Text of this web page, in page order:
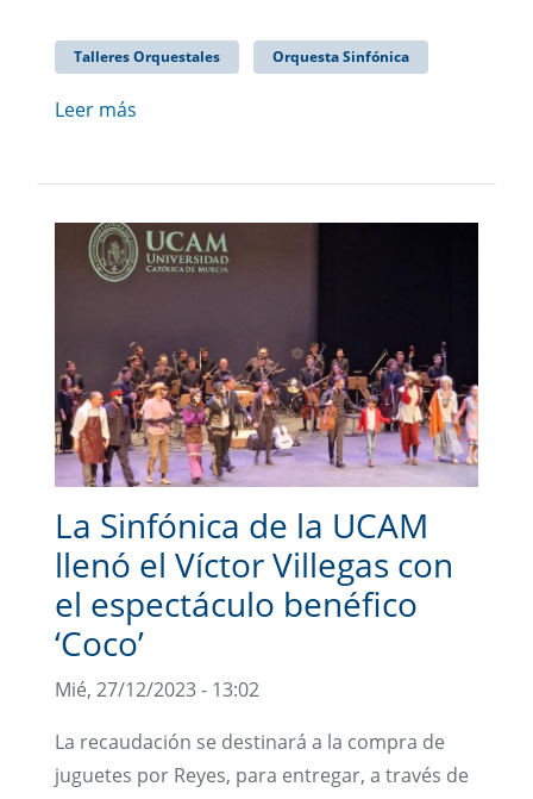
Talleres Orquestales Orquesta Sinfónica
Leer más
La Sinfónica de la UCAM
llenó el Víctor Villegas con
el espectáculo benéfico
‘Coco’
Mié, 27/12/2023 - 13:02
La recaudación se destinará a la compra de
juguetes por Reyes, para entregar, a través de